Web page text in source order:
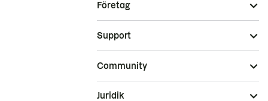
Företag
Support
Community
Juridik